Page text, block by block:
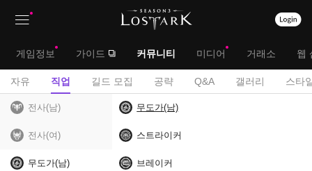
대
메
뉴
게임정보 가이드 커뮤니티 미디어 거래소 웹
서
브
메
자유 직업 길드 모집 공략 Q&A 갤러리 스타
전사(남)
전사(여)
무도가(남)
무도가(남)
스트라이커
브레이커